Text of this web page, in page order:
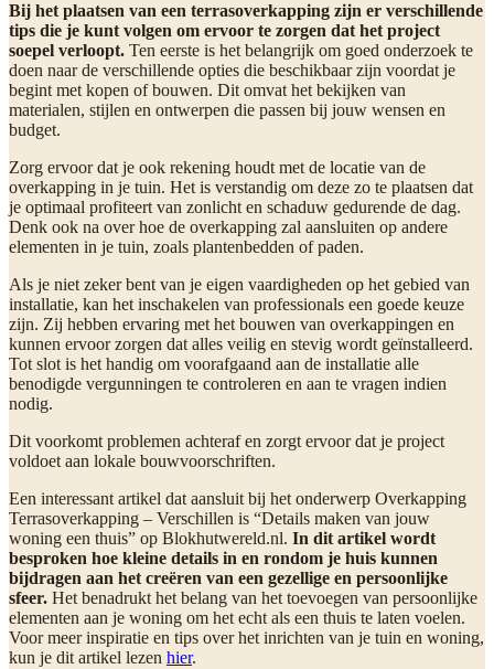
Bij het plaatsen van een terrasoverkapping zijn er verschillende
tips die je kunt volgen om ervoor te zorgen dat het project
soepel verloopt. Ten eerste is het belangrijk om goed onderzoek te
doen naar de verschillende opties die beschikbaar zijn voordat je
begint met kopen of bouwen. Dit omvat het bekijken van
materialen, stijlen en ontwerpen die passen bij jouw wensen en
budget.
Zorg ervoor dat je ook rekening houdt met de locatie van de
overkapping in je tuin. Het is verstandig om deze zo te plaatsen dat
je optimaal profiteert van zonlicht en schaduw gedurende de dag.
Denk ook na over hoe de overkapping zal aansluiten op andere
elementen in je tuin, zoals plantenbedden of paden.
Als je niet zeker bent van je eigen vaardigheden op het gebied van
installatie, kan het inschakelen van professionals een goede keuze
zijn. Zij hebben ervaring met het bouwen van overkappingen en
kunnen ervoor zorgen dat alles veilig en stevig wordt geïnstalleerd.
Tot slot is het handig om voorafgaand aan de installatie alle
benodigde vergunningen te controleren en aan te vragen indien
nodig.
Dit voorkomt problemen achteraf en zorgt ervoor dat je project
voldoet aan lokale bouwvoorschriften.
Een interessant artikel dat aansluit bij het onderwerp Overkapping
Terrasoverkapping – Verschillen is “Details maken van jouw
woning een thuis” op Blokhutwereld.nl. In dit artikel wordt
besproken hoe kleine details in en rondom je huis kunnen
bijdragen aan het creëren van een gezellige en persoonlijke
sfeer. Het benadrukt het belang van het toevoegen van persoonlijke
elementen aan je woning om het echt als een thuis te laten voelen.
Voor meer inspiratie en tips over het inrichten van je tuin en woning,
kun je dit artikel lezen hier.